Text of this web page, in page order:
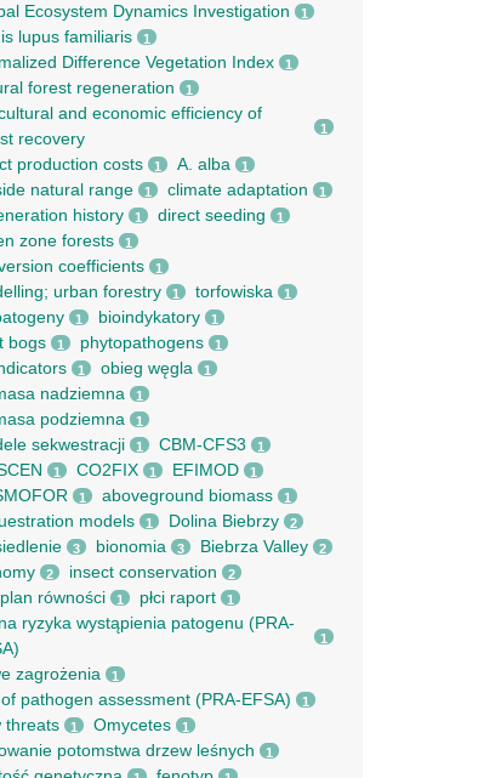
Ecosystem Dynamics Investigation 1
lupus familiaris 1
Difference Vegetation Index 1
forest regeneration 1
and economic efficiency of
recovery
1
production costs 1 A. alba 1
natural range 1 climate adaptation 1
history 1 direct seeding 1
zone forests 1
coefficients 1
urban forestry 1 torfowiska 1
1 bioindykatory 1
bogs 1 phytopathogens 1
1 obieg węgla 1
nadziemna 1
podziemna 1
sekwestracji 1 CBM-CFS3 1
1 CO2FIX 1 EFIMOD 1
1 aboveground biomass 1
models 1 Dolina Biebrzy 2
3 bionomia 3 Biebrza Valley 2
2 insect conservation 2
plan równości 1 płci raport 1
ryzyka wystąpienia patogenu (PRA-
1
zagrożenia 1
pathogen assessment (PRA-EFSA) 1
threats 1 Omycetes 1
potomstwa drzew leśnych 1